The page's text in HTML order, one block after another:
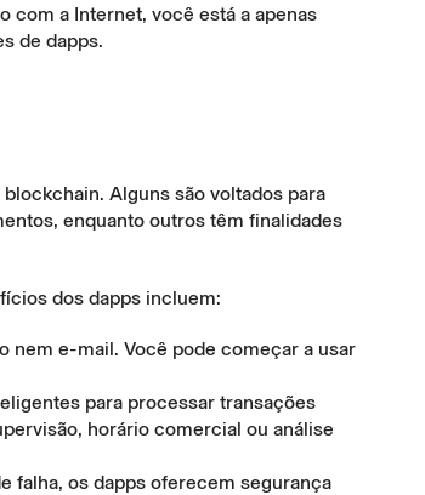
com a Internet, você está a apenas
de dapps.
Alguns são voltados para
enquanto outros têm finalidades
dos dapps incluem:
nem e-mail. Você pode começar a usar
para processar transações
horário comercial ou análise
falha, os dapps oferecem segurança